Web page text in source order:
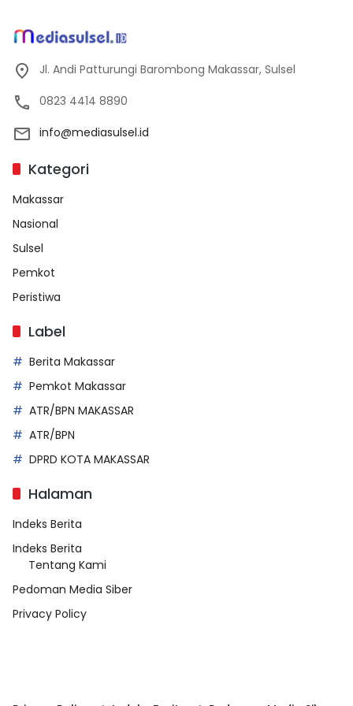
Jl. Andi Patturungi Barombong Makassar, Sulsel
0823 4414 8890
info@mediasulsel.id
Kategori
Makassar
Nasional
Sulsel
Pemkot
Peristiwa
Label
Berita Makassar
Pemkot Makassar
ATR/BPN MAKASSAR
ATR/BPN
DPRD KOTA MAKASSAR
Halaman
Indeks Berita
Indeks Berita
Tentang Kami
Pedoman Media Siber
Privacy Policy